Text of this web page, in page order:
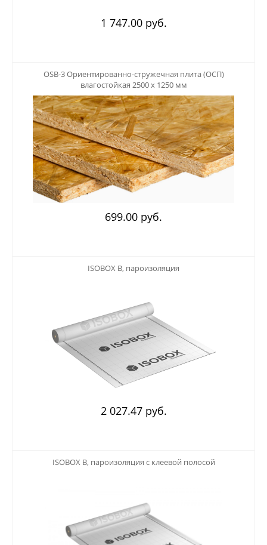
1 747.00 руб.
OSB-3 Ориентированно-стружечная плита (ОСП)
влагостойкая 2500 х 1250 мм
699.00 руб.
ISOBOX B, пароизоляция
2 027.47 руб.
ISOBOX B, пароизоляция с клеевой полосой